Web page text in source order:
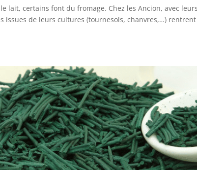
lait, certains font du fromage. Chez les Ancion, avec
issues de leurs cultures (tournesols, chanvres,…) rentrent